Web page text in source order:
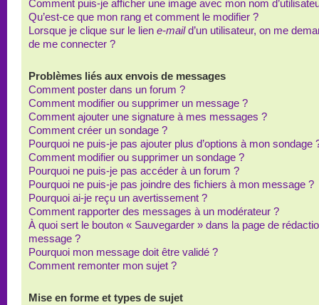
Comment puis-je afficher une image avec mon nom
Qu’est-ce que mon rang et comment le modifier ?
Lorsque je clique sur le lien e-maild’un utilisateur, on me
de me connecter ?
Problèmes liés aux envois de messages
Comment poster dans un forum ?
Comment modifier ou supprimer un message ?
Comment ajouter une signature à mes messages ?
Comment créer un sondage ?
Pourquoi ne puis-je pas ajouter plus d’options à mon sondage
Comment modifier ou supprimer un sondage ?
Pourquoi ne puis-je pas accéder à un forum ?
Pourquoi ne puis-je pas joindre des fichiers à mon message ?
Pourquoi ai-je reçu un avertissement ?
Comment rapporter des messages à un modérateur ?
À quoi sert le bouton « Sauvegarder » dans la page de
message ?
Pourquoi mon message doit être validé ?
Comment remonter mon sujet ?
Mise en forme et types de sujet